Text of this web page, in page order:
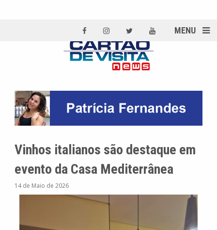
MENU
Vinhos italianos são destaque em
evento da Casa Mediterrânea
14 de Maio de 2026